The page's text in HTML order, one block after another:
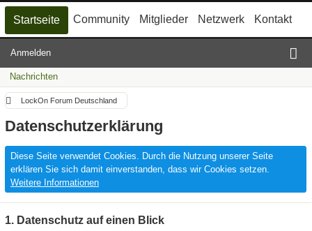
Startseite Community Mitglieder Netzwerk Kontakt
Anmelden
Nachrichten
LockOn Forum Deutschland
Datenschutzerklärung
Diese Seite verwendet Cookies. Durch die Nutzung unserer Seite
erklären Sie sich damit einverstanden, dass wir Cookies setzen.
Weitere Informationen
1. Datenschutz auf einen Blick